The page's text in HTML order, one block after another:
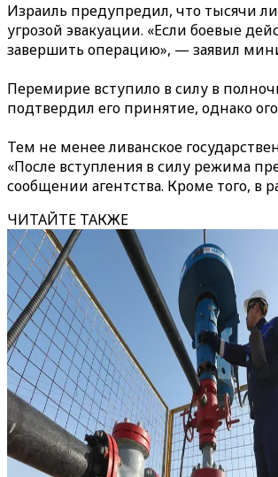
Израиль предупредил, что тысячи
угрозой эвакуации. «Если боевые
завершить операцию», — заявил
Перемирие вступило в силу в
подтвердил его принятие, однако
Тем не менее ливанское
«После вступления в силу режима
сообщении агентства. Кроме того, в
ЧИТАЙТЕ ТАКЖЕ